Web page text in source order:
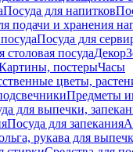
Посуда для напитков
подачи и хранения
Посуда для
столовая посудаДекор
постерыЧасы
цветы,
Предметы
для выпечки,
Посуда для запекания
рукава для